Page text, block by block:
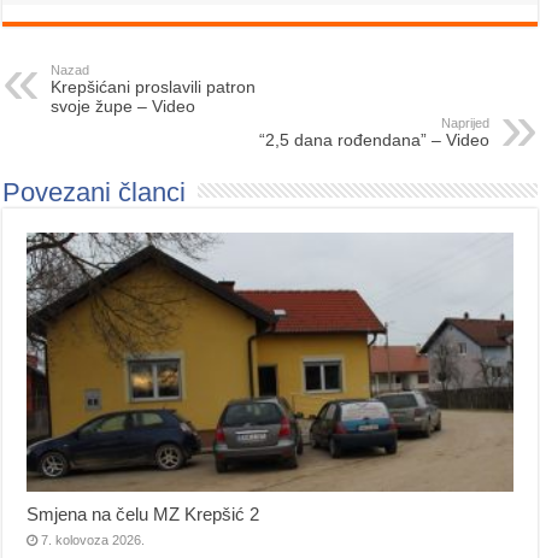
Nazad
Krepšićani proslavili patron
svoje župe – Video
Naprijed
“2,5 dana rođendana” – Video
Povezani članci
Smjena na čelu MZ Krepšić 2
7. kolovoza 2026.